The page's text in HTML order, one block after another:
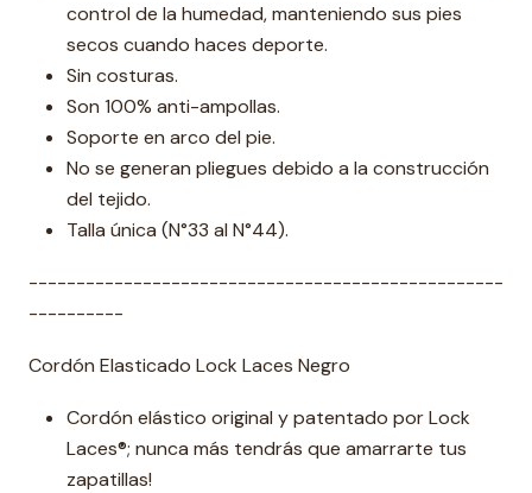
control de la humedad, manteniendo sus pies
secos cuando haces deporte.
Sin costuras.
Son 100% anti-ampollas.
Soporte en arco del pie.
No se generan pliegues debido a la construcción
del tejido.
Talla única (N°33 al N°44).
--------------------------------------------------
----------
Cordón Elasticado Lock Laces Negro
Cordón elástico original y patentado por Lock
Laces®; nunca más tendrás que amarrarte tus
zapatillas!